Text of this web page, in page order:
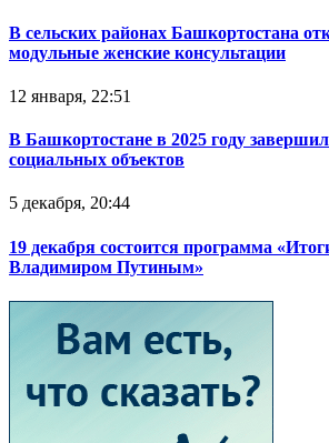
В сельских районах Башкортостана
модульные женские консультации
12 января, 22:51
В Башкортостане в 2025 году
социальных объектов
5 декабря, 20:44
19 декабря состоится программа
Владимиром Путиным»